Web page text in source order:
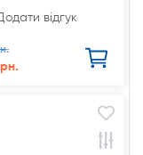
відгук